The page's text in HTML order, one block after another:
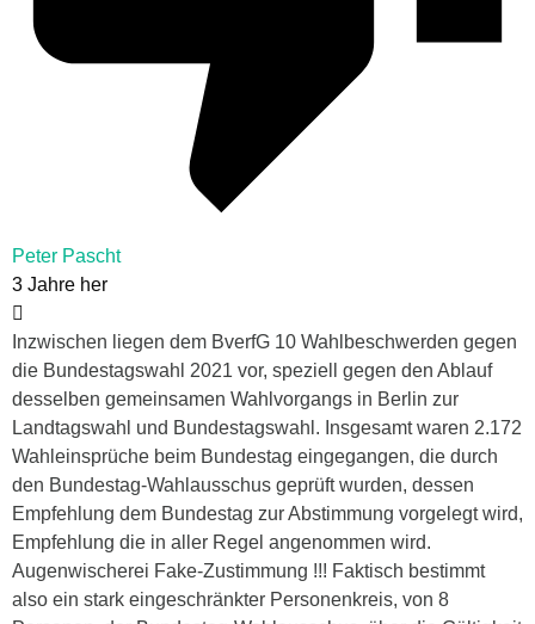
Peter Pascht
3 Jahre her
Inzwischen liegen dem BverfG 10 Wahlbeschwerden gegen
die Bundestagswahl 2021 vor, speziell gegen den Ablauf
desselben gemeinsamen Wahlvorgangs in Berlin zur
Landtagswahl und Bundestagswahl. Insgesamt waren 2.172
Wahleinsprüche beim Bundestag eingegangen, die durch
den Bundestag-Wahlausschus geprüft wurden, dessen
Empfehlung dem Bundestag zur Abstimmung vorgelegt wird,
Empfehlung die in aller Regel angenommen wird.
Augenwischerei Fake-Zustimmung !!! Faktisch bestimmt
also ein stark eingeschränkter Personenkreis, von 8